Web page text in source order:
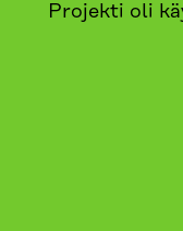
Projekti oli